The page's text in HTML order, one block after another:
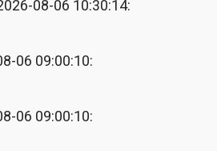
08-06 10:30:14:
06 09:00:10:
06 09:00:10: